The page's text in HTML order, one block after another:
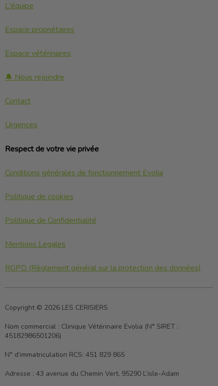
L'équipe
Espace propriétaires
Espace vétérinaires
🔔 Nous rejoindre
Contact
Urgences
Respect de votre vie privée
Conditions générales de fonctionnement Evolia
Politique de cookies
Politique de Confidentialité
Mentions Legales
RGPD (Règlement général sur la protection des données)
Copyright © 2026 LES CERISIERS
Nom commercial : Clinique Vétérinaire Evolia (N° SIRET :
45182986501206)
N° d’immatriculation RCS: 451 829 865
Adresse : 43 avenue du Chemin Vert, 95290 L’isle-Adam